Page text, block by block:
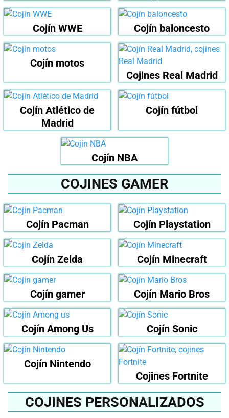
Cojín WWE Cojín baloncesto
Cojín motos
Cojines Real Madrid
Cojín Atlético de
Madrid
Cojín fútbol
Cojín NBA
COJINES GAMER
Cojín Pacman Cojín Playstation
Cojín Zelda Cojín Minecraft
Cojín gamer Cojín Mario Bros
Cojín Among Us Cojín Sonic
Cojín Nintendo
Cojines Fortnite
COJINES PERSONALIZADOS